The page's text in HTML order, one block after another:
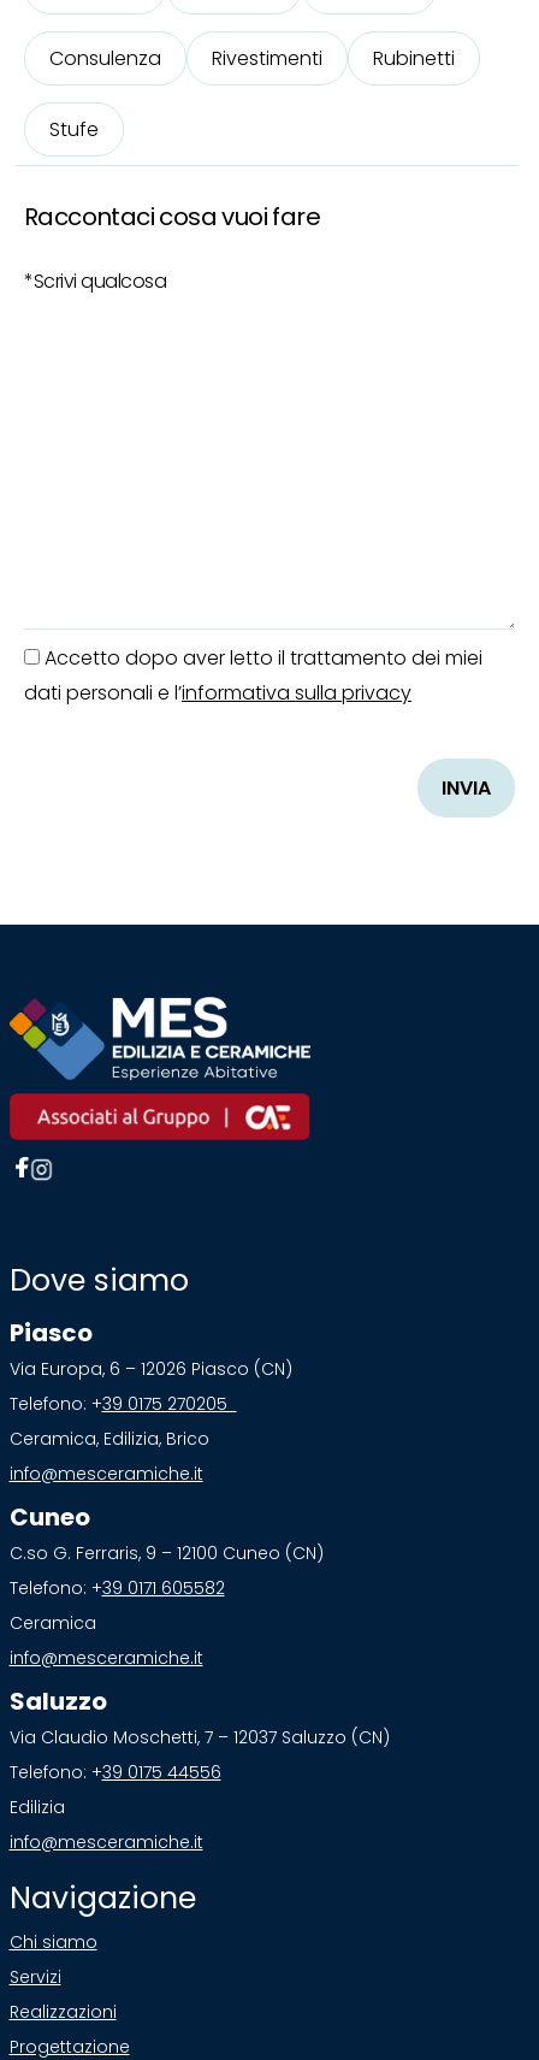
Consulenza Rivestimenti Rubinetti
Stufe
Raccontaci cosa vuoi fare
Accetto dopo aver letto il trattamento dei miei
dati personali e l’informativa sulla privacy
Dove siamo
Piasco
Via Europa, 6 – 12026 Piasco (CN)
Telefono: +39 0175 270205
Ceramica, Edilizia, Brico
info@mesceramiche.it
Cuneo
C.so G. Ferraris, 9 – 12100 Cuneo (CN)
Telefono: +39 0171 605582
Ceramica
info@mesceramiche.it
Saluzzo
Via Claudio Moschetti, 7 – 12037 Saluzzo (CN)
Telefono: +39 0175 44556
Edilizia
info@mesceramiche.it
Navigazione
Chi siamo
Servizi
Realizzazioni
Progettazione